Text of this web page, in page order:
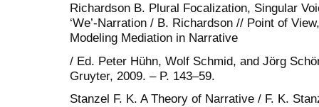
Richardson B. Plural Focalization, Singular
‘We’-Narration / B. Richardson // Point of
Modeling Mediation in Narrative
/ Ed. Peter Hühn, Wolf Schmid, and Jörg
Gruyter, 2009. – P. 143–59.
Stanzel F. K. A Theory of Narrative / F. K.